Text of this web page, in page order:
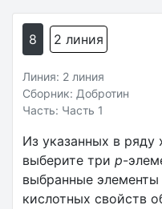
8 2 линия
Линия: 2 линия
Сборник: Добротин
Часть: Часть 1
Из указанных в ряду
выберите три p-
выбранные
кислотных свойств